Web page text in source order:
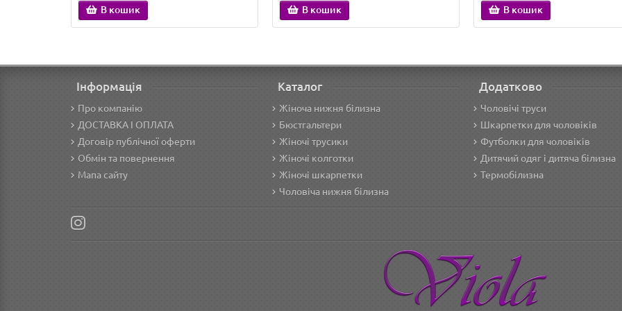
В кошик В кошик В кошик
Інформація
Про компанію
ДОСТАВКА І ОПЛАТА
Договір публічної оферти
Обмін та повернення
Мапа сайту
Каталог
Жіноча нижня білизна
Бюстгальтери
Жіночі трусики
Жіночі колготки
Жіночі шкарпетки
Чоловіча нижня білизна
Додатково
Чоловічі труси
Шкарпетки для чоловіків
Футболки для чоловіків
Дитячий одяг і дитяча білизна
Термобілизна